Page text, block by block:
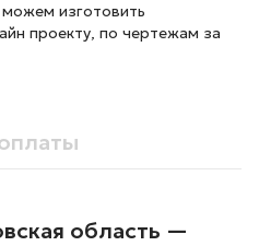
изготовить
проекту, по чертежам за
область —